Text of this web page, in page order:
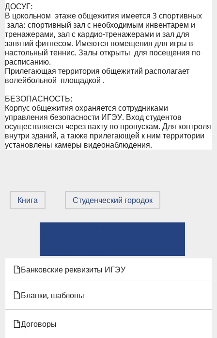
ДОСУГ:
В цокольном этаже общежития имеется 3 спортивных
зала: спортивный зал с необходимым инвентарем и
тренажерами, зал с кардио-тренажерами и зал для
занятий фитнесом. Имеются помещения для игры в
настольный теннис. Залы открыты для посещения по
расписанию.
Прилегающая территория общежитий располагает
волейбольной площадкой .
БЕЗОПАСНОСТЬ:
Корпус общежития охраняется сотрудниками
управления безопасности ИГЭУ. Вход студентов
осуществляется через вахту по пропускам. Для контроля
внутри зданий, а также прилегающей к ним территории
установлены камеры видеонаблюдения.
Книга Студенческий городок
КНИГИ
ДЛЯ
УСЛОВИЯ
ПРОЖИВАНИЯ
Банковские реквизиты ИГЭУ
Бланки, шаблоны
Договоры